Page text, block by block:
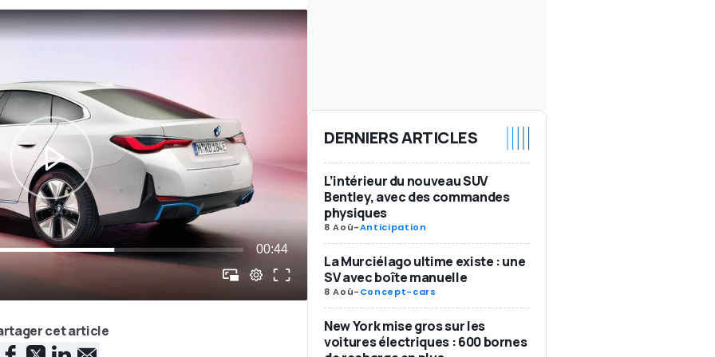
cet article
DERNIERS ARTICLES
L’intérieur du nouveau SUV
Bentley, avec des commandes
physiques
8 Aoû-Anticipation
La Murciélago ultime existe : une
SV avec boîte manuelle
8 Aoû-Concept-cars
New York mise gros sur les
voitures électriques : 600 bornes